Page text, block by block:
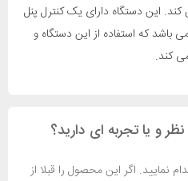
این دستگاه دارای یک کنترل پنل
که استفاده از این دستگاه و
کند.
و یا تجربه ای دارید؟
نمایید. اگر این محصول را قبلا از